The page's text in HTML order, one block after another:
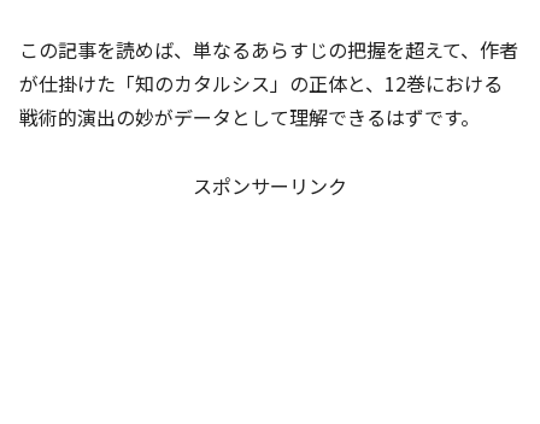
この記事を読めば、単なるあらすじの把握を超えて、作者
が仕掛けた「知のカタルシス」の正体と、12巻における
戦術的演出の妙がデータとして理解できるはずです。
スポンサーリンク